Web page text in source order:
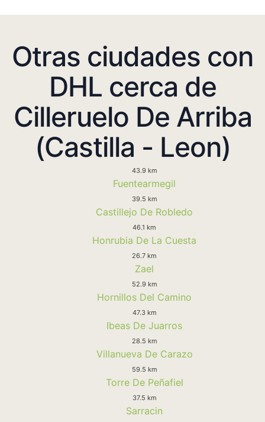
Otras ciudades con
DHL cerca de
Cilleruelo De Arriba
(Castilla - Leon)
43.9 km
Fuentearmegil
39.5 km
Castillejo De Robledo
46.1 km
Honrubia De La Cuesta
26.7 km
Zael
52.9 km
Hornillos Del Camino
47.3 km
Ibeas De Juarros
28.5 km
Villanueva De Carazo
59.5 km
Torre De Peñafiel
37.5 km
Sarracin